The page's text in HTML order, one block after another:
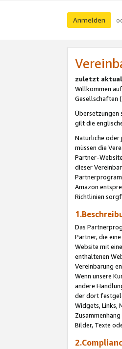
Anmelden
zuletzt
Willkommen
Gesellschaften
Übersetzungen
gilt die
Natürliche oder
müssen die
Partner-
dieser
Amazon
Richtlinien
Das
Partner, die
Website mit
enthaltenen
Vereinbarung
Wenn unsere
andere
der dort
Widgets, Links,
Bilder, Texte